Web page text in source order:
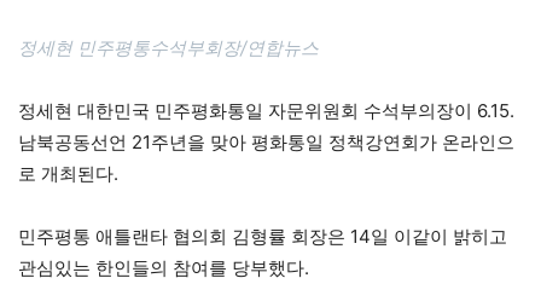
정세현 민주평통수석부회장/연합뉴스
정세현 대한민국 민주평화통일 자문위원회 수석부의장이 6.15.
남북공동선언 21주년을 맞아 평화통일 정책강연회가 온라인으
로 개최된다.
민주평통 애틀랜타 협의회 김형률 회장은 14일 이같이 밝히고
관심있는 한인들의 참여를 당부했다.